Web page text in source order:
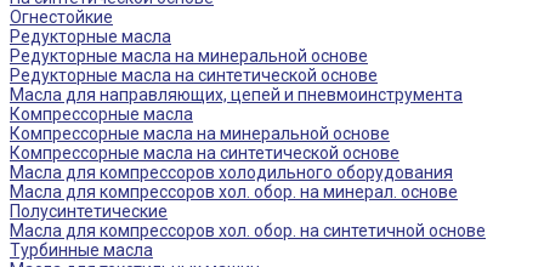
Огнестойкие
Редукторные масла
Редукторные масла на минеральной основе
Редукторные масла на синтетической основе
Масла для направляющих, цепей и пневмоинструмента
Компрессорные масла
Компрессорные масла на минеральной основе
Компрессорные масла на синтетической основе
Масла для компрессоров холодильного оборудования
Масла для компрессоров хол. обор. на минерал. основе
Полусинтетические
Масла для компрессоров хол. обор. на синтетичной основе
Турбинные масла